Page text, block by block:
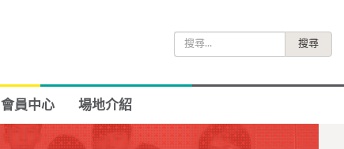
尋
會員中心 場地介紹